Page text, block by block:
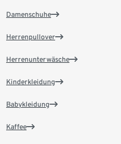
Damenschuhe
Herrenpullover
Herrenunterwäsche
Kinderkleidung
Babykleidung
Kaffee